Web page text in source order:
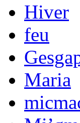
Hiver
feu
Maria